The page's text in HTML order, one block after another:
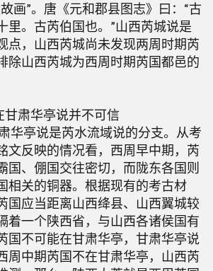
画”。唐《元和郡县图志》曰：“古
里。古芮伯国也。”山西芮城说是
点，山西芮城尚未发现两周时期芮
除山西芮城为西周时期芮国都邑的
甘肃华亭说并不可信
华亭说是芮水流域说的分支。从考
文反映的情况看，西周早中期，芮
国、倗国交往密切，而陇东各国则
相关的铜器。根据现有的考古材
国应当距离山西绛县、山西翼城较
着一个陕西省，与山西各诸侯国有
国不可能在甘肃华亭，甘肃华亭说
周中期芮国不在甘肃华亭，山西芮